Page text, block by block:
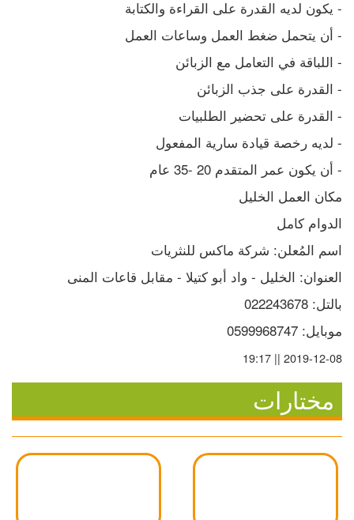
- يكون لديه القدرة على القراءة والكتابة
- أن يتحمل ضغط العمل وساعات العمل
- اللباقة في التعامل مع الزبائن
- القدرة على جذب الزبائن
- القدرة على تحضير الطلبيات
- لديه رخصة قيادة سارية المفعول
- أن يكون عمر المتقدم 20 -35 عام
مكان العمل الخليل
الدوام كامل
اسم المُعلن: شركة ماكس للنثريات
العنوان: الخليل - واد أبو كتيلا - مقابل قاعات المنى
بالتل: 022243678
موبايل: 0599968747
2019-12-08 || 19:17
مختارات